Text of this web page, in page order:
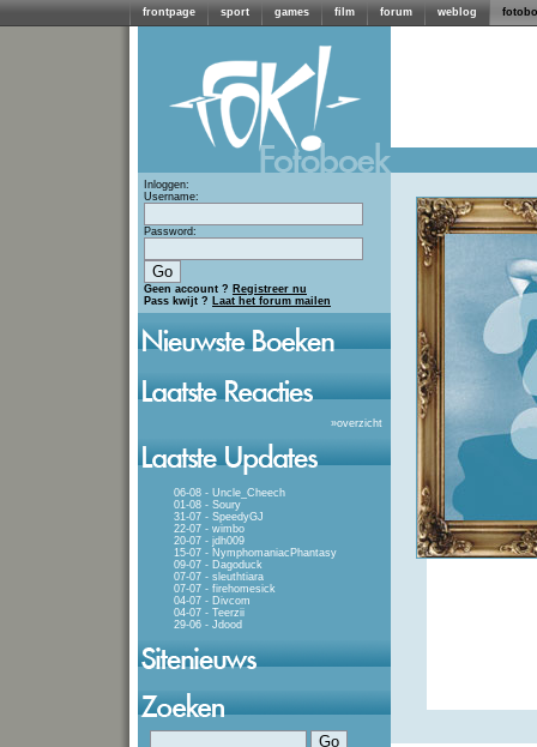
frontpage sport games film forum weblog
Inloggen:
Username:
Password:
Geen account ? Registreer nu
Pass kwijt ? Laat het forum mailen
»overzicht
06-08 - Uncle_Cheech
01-08 - Soury
31-07 - SpeedyGJ
22-07 - wimbo
20-07 - jdh009
15-07 - NymphomaniacPhantasy
09-07 - Dagoduck
07-07 - sleuthtiara
07-07 - firehomesick
04-07 - Divcom
04-07 - Teerzii
29-06 - Jdood